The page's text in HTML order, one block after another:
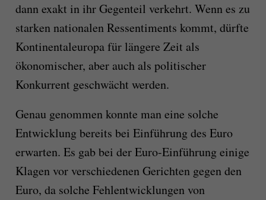
dann exakt in ihr Gegenteil verkehrt. Wenn es zu
starken nationalen Ressentiments kommt, dürfte
Kontinentaleuropa für längere Zeit als
ökonomischer, aber auch als politischer
Konkurrent geschwächt werden.
Genau genommen konnte man eine solche
Entwicklung bereits bei Einführung des Euro
erwarten. Es gab bei der Euro-Einführung einige
Klagen vor verschiedenen Gerichten gegen den
Euro, da solche Fehlentwicklungen von